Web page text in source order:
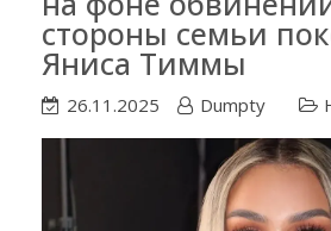
стороны семьи
Яниса Тиммы
26.11.2025 Dumpty